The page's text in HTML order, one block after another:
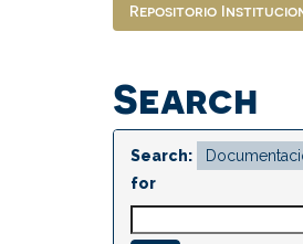
Repositorio
Search
Search:
for